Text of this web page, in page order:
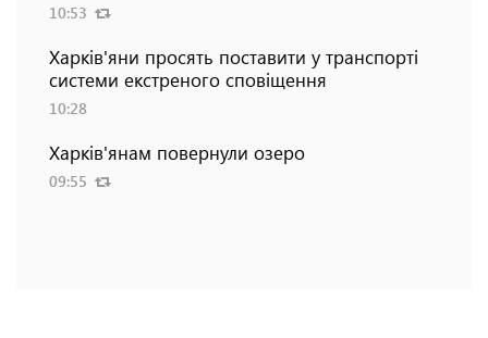
10:53
Харків'яни просять поставити у транспорті
системи екстреного сповіщення
10:28
Харків'янам повернули озеро
09:55